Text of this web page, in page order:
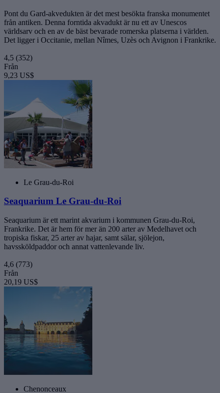
Pont du Gard-akvedukten är det mest besökta franska monumentet
från antiken. Denna forntida akvadukt är nu ett av Unescos
världsarv och en av de bäst bevarade romerska platserna i världen.
Det ligger i Occitanie, mellan Nîmes, Uzès och Avignon i Frankrike.
4,5 (352)
Från
9,23 US$
Le Grau-du-Roi
Seaquarium Le Grau-du-Roi
Seaquarium är ett marint akvarium i kommunen Grau-du-Roi,
Frankrike. Det är hem för mer än 200 arter av Medelhavet och
tropiska fiskar, 25 arter av hajar, samt sälar, sjölejon,
havssköldpaddor och annat vattenlevande liv.
4,6 (773)
Från
20,19 US$
Chenonceaux